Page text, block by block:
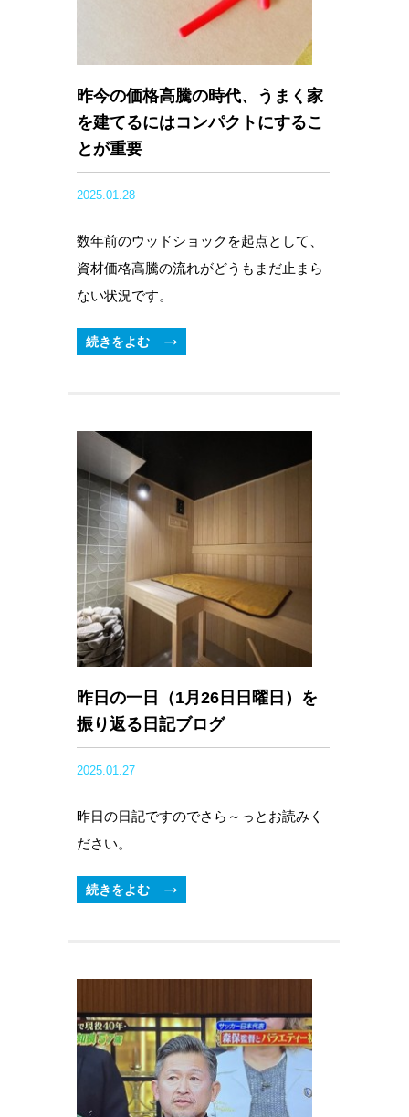
昨今の価格高騰の時代、うまく家
を建てるにはコンパクトにするこ
とが重要
2025.01.28
数年前のウッドショックを起点として、
資材価格高騰の流れがどうもまだ止まら
ない状況です。
続きをよむ
昨日の一日（1月26日日曜日）を
振り返る日記ブログ
2025.01.27
昨日の日記ですのでさら～っとお読みく
ださい。
続きをよむ